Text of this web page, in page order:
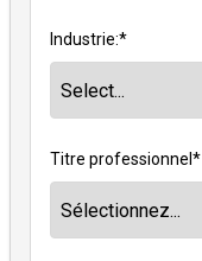
*
Industrie:
*
Titre professionnel